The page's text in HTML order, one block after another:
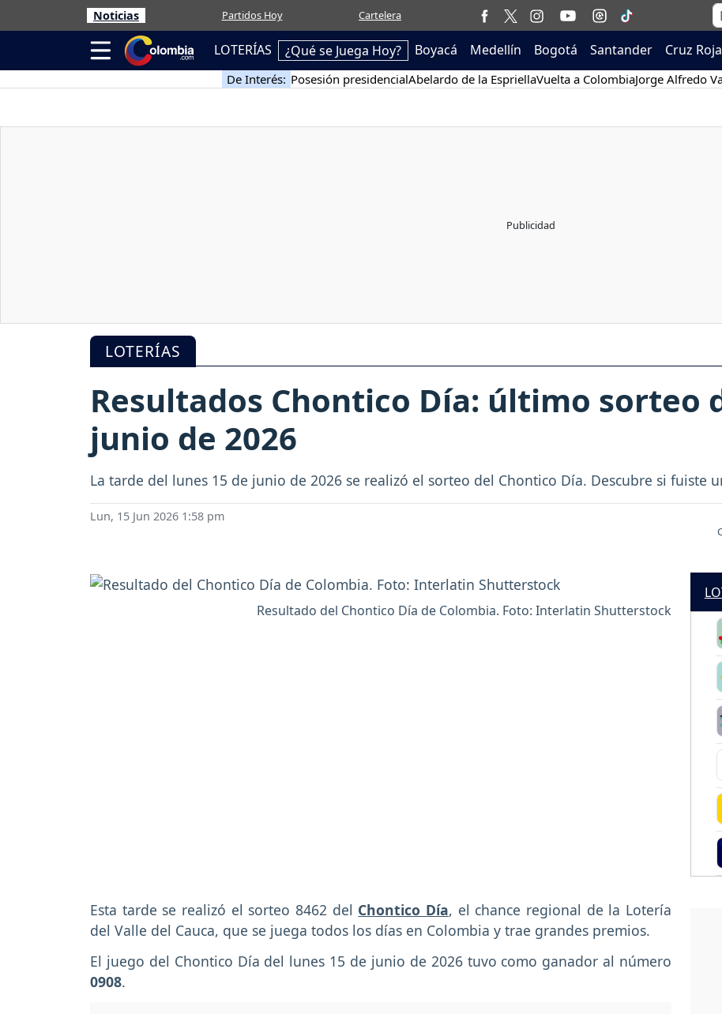
Noticias Partidos Hoy Cartelera
LOTERÍAS ¿Qué se Juega Hoy? Boyacá Medellín Bogotá Santander Cruz Roja
De Interés: Posesión presidencialAbelardo de la EspriellaVuelta a ColombiaJorge Alfredo
LOTERÍAS
Resultados Chontico Día: último sorteo
junio de 2026
La tarde del lunes 15 de junio de 2026 se realizó el sorteo del Chontico Día. Descubre si fuiste
Lun, 15 Jun 2026 1:58 pm
Resultado del Chontico Día de Colombia. Foto: Interlatin Shutterstock
Esta tarde se realizó el sorteo 8462 del Chontico Día, el chance regional de la Lotería
del Valle del Cauca, que se juega todos los días en Colombia y trae grandes premios.
El juego del Chontico Día del lunes 15 de junio de 2026 tuvo como ganador al número
0908.